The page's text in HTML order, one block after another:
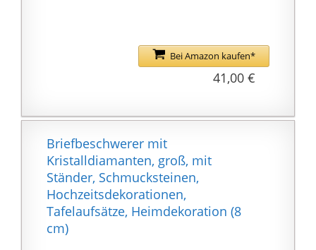
Bei Amazon kaufen*
41,00 €
Briefbeschwerer mit
Kristalldiamanten, groß, mit
Ständer, Schmucksteinen,
Hochzeitsdekorationen,
Tafelaufsätze, Heimdekoration (8
cm)